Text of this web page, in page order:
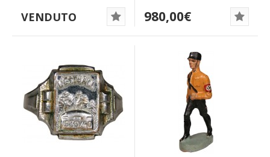
VENDUTO 980,00€